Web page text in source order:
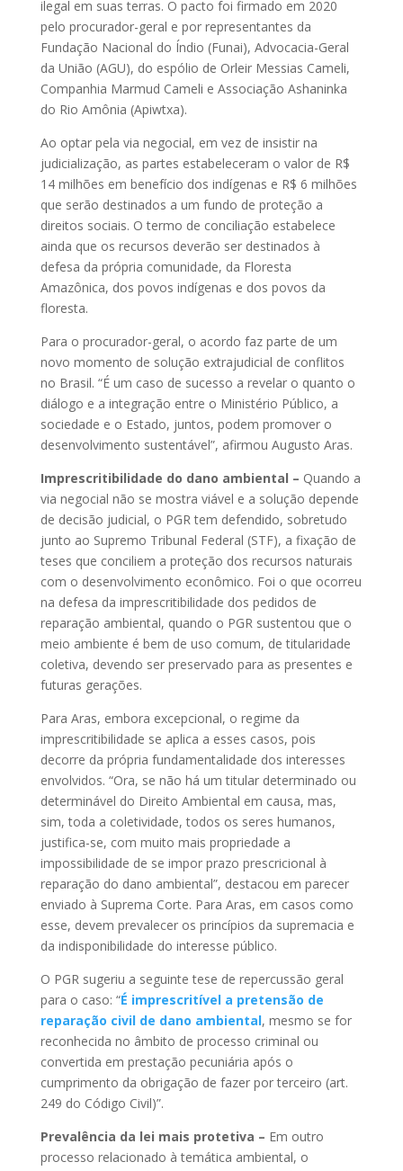
ilegal em suas terras. O pacto foi firmado em 2020
pelo procurador-geral e por representantes da
Fundação Nacional do Índio (Funai), Advocacia-Geral
da União (AGU), do espólio de Orleir Messias Cameli,
Companhia Marmud Cameli e Associação Ashaninka
do Rio Amônia (Apiwtxa).
Ao optar pela via negocial, em vez de insistir na
judicialização, as partes estabeleceram o valor de R$
14 milhões em benefício dos indígenas e R$ 6 milhões
que serão destinados a um fundo de proteção a
direitos sociais. O termo de conciliação estabelece
ainda que os recursos deverão ser destinados à
defesa da própria comunidade, da Floresta
Amazônica, dos povos indígenas e dos povos da
floresta.
Para o procurador-geral, o acordo faz parte de um
novo momento de solução extrajudicial de conflitos
no Brasil. “É um caso de sucesso a revelar o quanto o
diálogo e a integração entre o Ministério Público, a
sociedade e o Estado, juntos, podem promover o
desenvolvimento sustentável”, afirmou Augusto Aras.
Imprescritibilidade do dano ambiental – Quando a
via negocial não se mostra viável e a solução depende
de decisão judicial, o PGR tem defendido, sobretudo
junto ao Supremo Tribunal Federal (STF), a fixação de
teses que conciliem a proteção dos recursos naturais
com o desenvolvimento econômico. Foi o que ocorreu
na defesa da imprescritibilidade dos pedidos de
reparação ambiental, quando o PGR sustentou que o
meio ambiente é bem de uso comum, de titularidade
coletiva, devendo ser preservado para as presentes e
futuras gerações.
Para Aras, embora excepcional, o regime da
imprescritibilidade se aplica a esses casos, pois
decorre da própria fundamentalidade dos interesses
envolvidos. “Ora, se não há um titular determinado ou
determinável do Direito Ambiental em causa, mas,
sim, toda a coletividade, todos os seres humanos,
justifica-se, com muito mais propriedade a
impossibilidade de se impor prazo prescricional à
reparação do dano ambiental”, destacou em parecer
enviado à Suprema Corte. Para Aras, em casos como
esse, devem prevalecer os princípios da supremacia e
da indisponibilidade do interesse público.
O PGR sugeriu a seguinte tese de repercussão geral
para o caso: “É imprescritível a pretensão de
reparação civil de dano ambiental, mesmo se for
reconhecida no âmbito de processo criminal ou
convertida em prestação pecuniária após o
cumprimento da obrigação de fazer por terceiro (art.
249 do Código Civil)”.
Prevalência da lei mais protetiva – Em outro
processo relacionado à temática ambiental, o